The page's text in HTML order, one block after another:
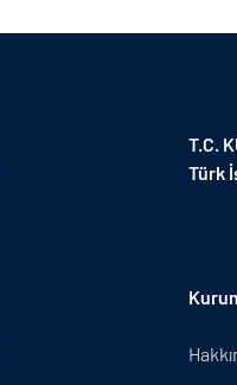
T.C.
Türk